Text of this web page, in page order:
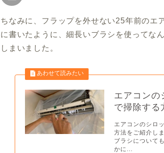
ちなみに、フラップを外せない25年前のエ
に書いたように、細長いブラシを使ってな
しまいました。
エアコンの
で掃除する
エアコンのシロ
方法をご紹介し
ブラシについて
かに...